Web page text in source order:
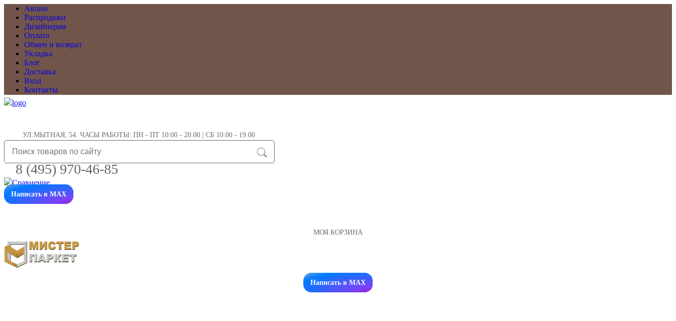
Акции
Распродажи
Дизайнерам
Оплата
Обмен и возврат
Укладка
Блог
Доставка
Вход
Контакты
УЛ.МЫТНАЯ, 54. ЧАСЫ РАБОТЫ: ПН - ПТ 10:00 - 20.00 | СБ 10:00 - 19.00
8 (495) 970-46-85
Написать в MAX
МОЯ КОРЗИНА
Заказать звонок
Написать в MAX